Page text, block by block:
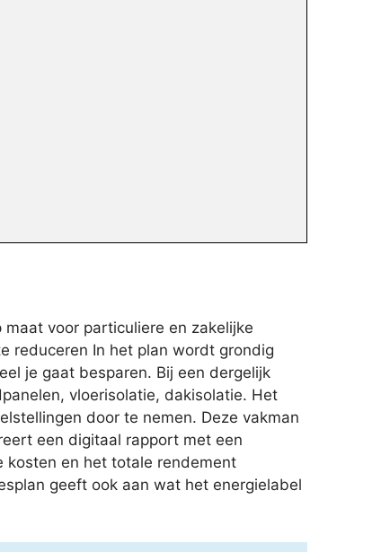
voor particuliere en zakelijke
reduceren In het plan wordt grondig
je gaat besparen. Bij een dergelijk
vloerisolatie, dakisolatie. Het
door te nemen. Deze vakman
een digitaal rapport met een
kosten en het totale rendement
geeft ook aan wat het energielabel